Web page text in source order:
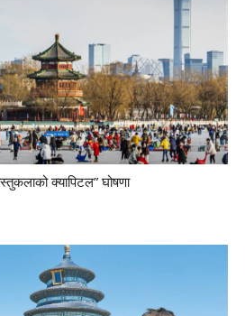
क्यापिटल” घोषणा